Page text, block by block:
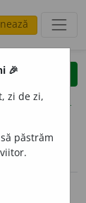
opțiuni
🎉
zi de zi,
păstrăm